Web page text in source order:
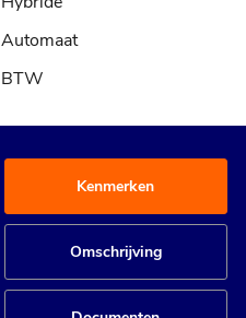
Automaat
BTW
Kenmerken
Omschrijving